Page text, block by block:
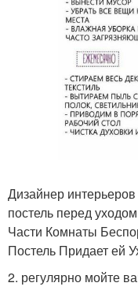
Дизайнер
постель перед
Части Комнаты
Постель Придает ей
2. регулярно мойте